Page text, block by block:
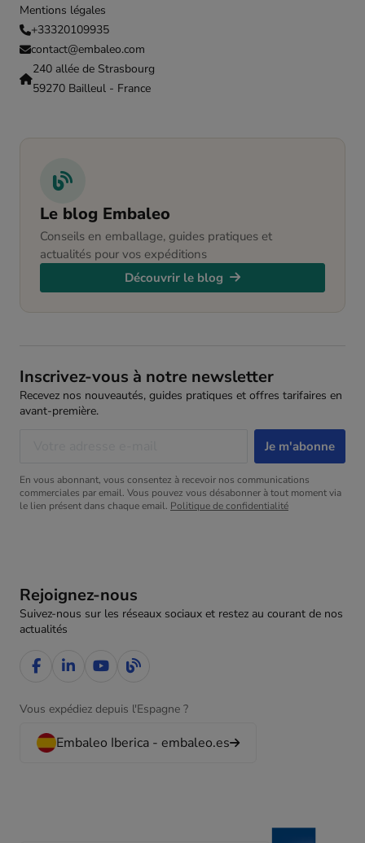
Mentions légales
+33320109935
contact@embaleo.com
240 allée de Strasbourg
59270 Bailleul - France
Le blog Embaleo
Conseils en emballage, guides pratiques et
actualités pour vos expéditions
Découvrir le blog
Rejoignez-nous
Suivez-nous sur les réseaux sociaux et restez au courant de nos
actualités
Vous expédiez depuis l'Espagne ?
Embaleo Iberica - embaleo.es
Inscrivez-vous à notre newsletter
Recevez nos nouveautés, guides pratiques et offres tarifaires en
avant-première.
En vous abonnant, vous consentez à recevoir nos communications
commerciales par email. Vous pouvez vous désabonner à tout moment via
le lien présent dans chaque email. Politique de confidentialité